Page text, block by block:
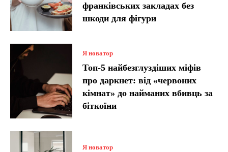
франківських закладах без
шкоди для фігури
Я новатор
Топ-5 найбезглуздіших міфів
про даркнет: від «червоних
кімнат» до найманих вбивць за
біткоїни
Я новатор